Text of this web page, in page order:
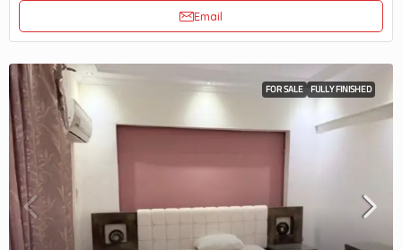
Email
FOR SALE FULLY FINISHED